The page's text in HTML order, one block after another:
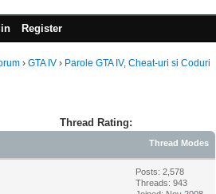
Register
› GTA IV › Parole GTA IV, Cheat-uri si Coduri
Thread Rating:
Thread Modes
Posts: 2,578
Threads: 943